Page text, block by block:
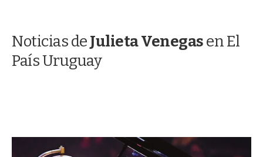
d
Noticias deJulieta Venegasen El
País Uruguay